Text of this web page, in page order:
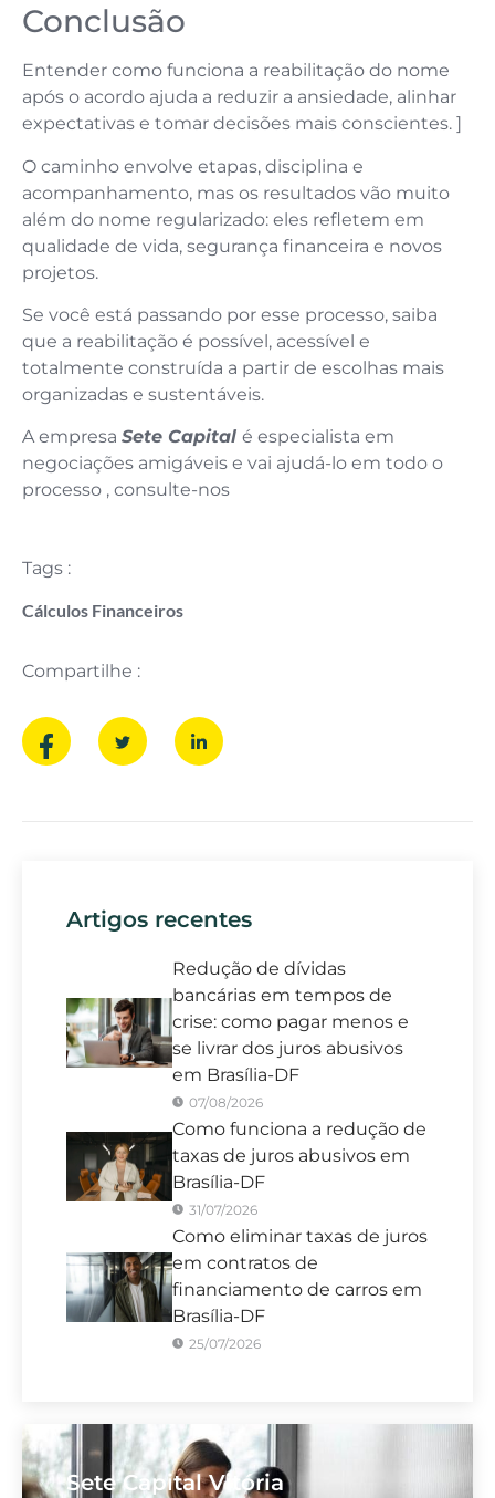
Conclusão
Entender como funciona a reabilitação do nome
após o acordo ajuda a reduzir a ansiedade, alinhar
expectativas e tomar decisões mais conscientes. ]
O caminho envolve etapas, disciplina e
acompanhamento, mas os resultados vão muito
além do nome regularizado: eles refletem em
qualidade de vida, segurança financeira e novos
projetos.
Se você está passando por esse processo, saiba
que a reabilitação é possível, acessível e
totalmente construída a partir de escolhas mais
organizadas e sustentáveis.
A empresa Sete Capital é especialista em
negociações amigáveis e vai ajudá-lo em todo o
processo , consulte-nos
Tags :
Cálculos Financeiros
Compartilhe :
Artigos recentes
Redução de dívidas
bancárias em tempos de
crise: como pagar menos e
se livrar dos juros abusivos
em Brasília-DF
07/08/2026
Como funciona a redução de
taxas de juros abusivos em
Brasília-DF
31/07/2026
Como eliminar taxas de juros
em contratos de
financiamento de carros em
Brasília-DF
25/07/2026
Sete Capital Vitória